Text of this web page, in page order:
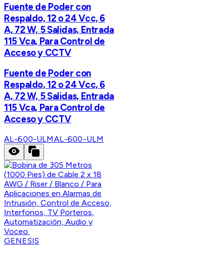
Fuente de Poder con
Respaldo, 12 o 24 Vcc, 6
A, 72 W, 5 Salidas, Entrada
115 Vca, Para Control de
Acceso y CCTV
Fuente de Poder con
Respaldo, 12 o 24 Vcc, 6
A, 72 W, 5 Salidas, Entrada
115 Vca, Para Control de
Acceso y CCTV
AL-600-ULMAL-600-ULM
GENESIS